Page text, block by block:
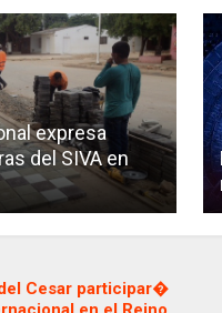
expresa
del SIVA en
Cesar participar�